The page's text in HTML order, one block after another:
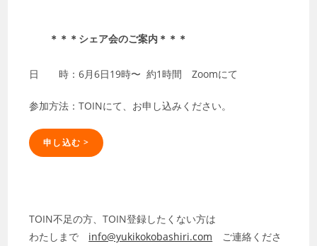
＊＊＊シェア会のご案内＊＊＊
日 時：6月6日19時〜 約1時間 Zoomにて
参加方法：TOINにて、お申し込みください。
申し込む >
TOIN不足の方、TOIN登録したくない方は
わたしまで info@yukikokobashiri.com ご連絡くださ